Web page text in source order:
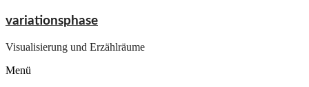
Zum
springen
variationsphase
Visualisierung und Erzählräume
Menü